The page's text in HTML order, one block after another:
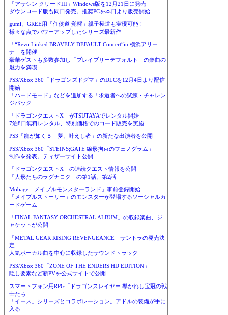
「アサシン クリードIII」Windows版を12月21日に発売
ダウンロード版も同日発売。推奨PCを本日より販売開始
gumi、GREE用「任侠道 覚醒」親子極道も実現可能！
様々な点でパワーアップしたシリーズ最新作
「“Revo Linked BRAVELY DEFAULT Concert”in 横浜アリー
ナ」を開催
豪華ゲストも多数参加し「ブレイブリーデフォルト」の楽曲の
魅力を満喫
PS3/Xbox 360「ドラゴンズドグマ」のDLCを12月4日より配信
開始
「ハードモード」などを追加する「求道者への試練・チャレン
ジパック」
「ドラゴンクエストX」がTSUTAYAでレンタル開始
7泊8日無料レンタル、特別価格でのコード販売を実施
PS3「龍が如く５ 夢、叶えし者」の新たな出演者を公開
PS3/Xbox 360「STEINS;GATE 線形拘束のフェノグラム」
制作を発表。ティザーサイト公開
「ドラゴンクエストX」の連続クエスト情報を公開
「人形たちのラグナロク」の第1話、第2話
Mobage「メイプルモンスターランド」事前登録開始
「メイプルストーリー」のモンスターが登場するソーシャルカ
ードゲーム
「FINAL FANTASY ORCHESTRAL ALBUM」の収録楽曲、ジ
ャケットが公開
「METAL GEAR RISING REVENGEANCE」サントラの発売決
定
人気ボーカル曲を中心に収録したサウンドトラック
PS3/Xbox 360「ZONE OF THE ENDERS HD EDITION」
隠し要素など新PVを公式サイトで公開
スマートフォン用RPG「ドラゴンスレイヤー 導かれし宝冠の戦
士たち」
「イース」シリーズとコラボレーション。アドルの装備が手に
入る